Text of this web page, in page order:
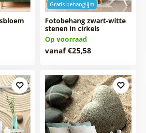
Gratis behanglijm
Fotobehang zwart-witte
stenen in cirkels
Op voorraad
vanaf €25,58